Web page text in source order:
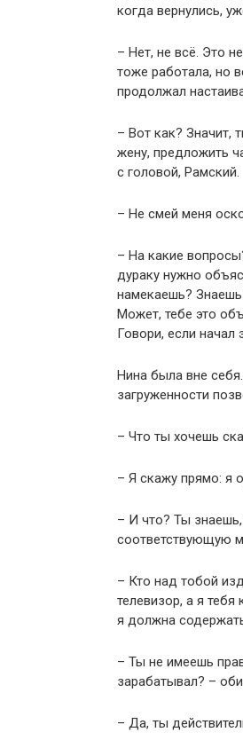
когда вернулись,
– Нет, не всё. Это
тоже работала, но
продолжал
– Вот как? Значит,
жену, предложить
с головой, Рамский.
– Не смей меня
– На какие
дураку нужно
намекаешь?
Может, тебе это
Говори, если начал
Нина была вне
загруженности
– Что ты хочешь
– Я скажу прямо: я
– И что? Ты
соответствующую
– Кто над тобой
телевизор, а я
я должна
– Ты не имеешь
зарабатывал? –
– Да, ты